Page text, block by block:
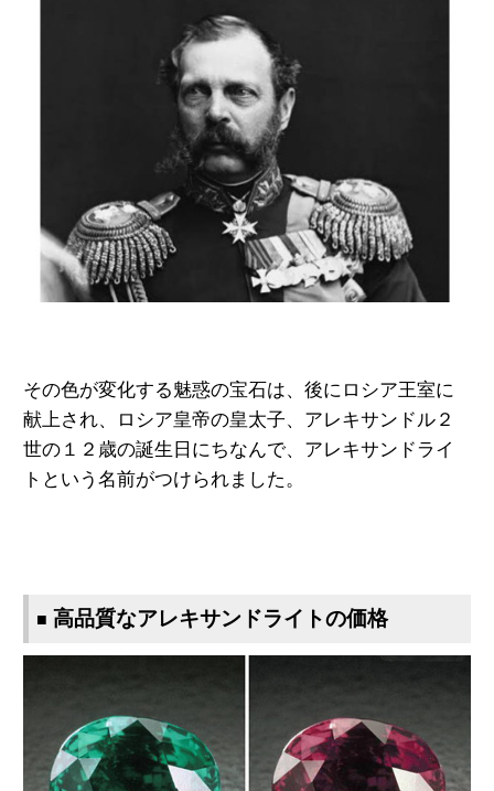
その色が変化する魅惑の宝石は、後にロシア王室に
献上され、ロシア皇帝の皇太子、 アレキサンドル２
世の１２ 歳の誕生 日にちなんで、 アレキサンドライ
トとい う名前がつけられました。
■ 高品質なアレキサンドライトの価格